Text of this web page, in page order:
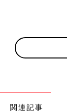
関連記事